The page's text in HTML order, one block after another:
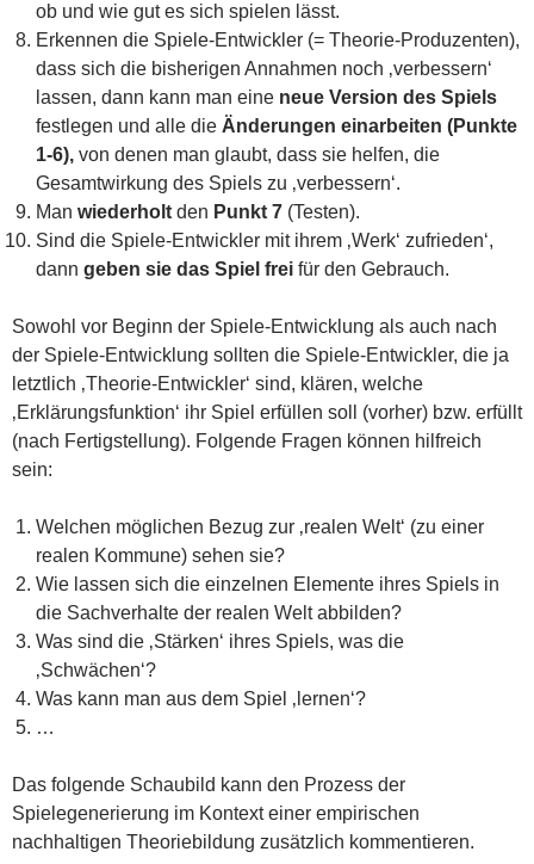
ob und wie gut es sich spielen lässt.
Erkennen die Spiele-Entwickler (= Theorie-Produzenten),
dass sich die bisherigen Annahmen noch ‚verbessern‘
lassen, dann kann man eine neue Version des Spiels
festlegen und alle die Änderungen einarbeiten (Punkte
1-6), von denen man glaubt, dass sie helfen, die
Gesamtwirkung des Spiels zu ‚verbessern‘.
Man wiederholt den Punkt 7 (Testen).
Sind die Spiele-Entwickler mit ihrem ‚Werk‘ zufrieden‘,
dann geben sie das Spiel frei für den Gebrauch.
Sowohl vor Beginn der Spiele-Entwicklung als auch nach
der Spiele-Entwicklung sollten die Spiele-Entwickler, die ja
letztlich ‚Theorie-Entwickler‘ sind, klären, welche
‚Erklärungsfunktion‘ ihr Spiel erfüllen soll (vorher) bzw. erfüllt
(nach Fertigstellung). Folgende Fragen können hilfreich
sein:
Welchen möglichen Bezug zur ‚realen Welt‘ (zu einer
realen Kommune) sehen sie?
Wie lassen sich die einzelnen Elemente ihres Spiels in
die Sachverhalte der realen Welt abbilden?
Was sind die ‚Stärken‘ ihres Spiels, was die
‚Schwächen‘?
Was kann man aus dem Spiel ‚lernen‘?
…
Das folgende Schaubild kann den Prozess der
Spielegenerierung im Kontext einer empirischen
nachhaltigen Theoriebildung zusätzlich kommentieren.